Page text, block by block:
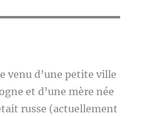
venu d’une petite ville
et d’une mère née
russe (actuellement